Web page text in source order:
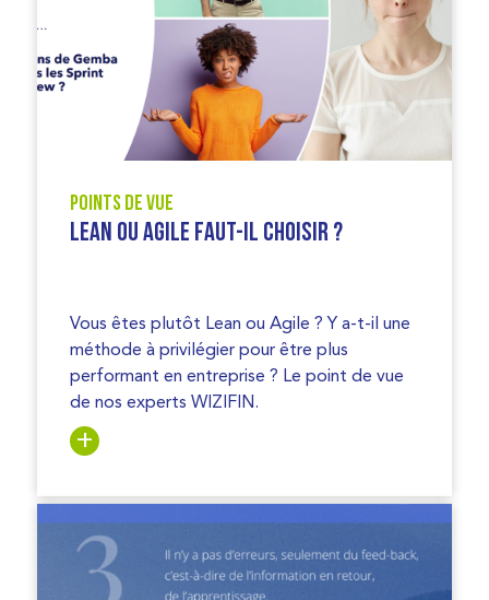
Points de vue
Lean ou Agile faut-il choisir ?
Vous êtes plutôt Lean ou Agile ? Y a-t-il une
méthode à privilégier pour être plus
performant en entreprise ? Le point de vue
de nos experts WIZIFIN.